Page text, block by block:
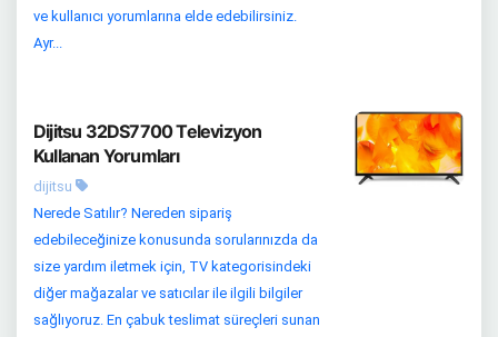
ve kullanıcı yorumlarına elde edebilirsiniz.
Ayr...
Dijitsu 32DS7700 Televizyon
Kullanan Yorumları
dijitsu
Nerede Satılır? Nereden sipariş
edebileceğinize konusunda sorularınızda da
size yardım iletmek için, TV kategorisindeki
diğer mağazalar ve satıcılar ile ilgili bilgiler
sağlıyoruz. En çabuk teslimat süreçleri sunan